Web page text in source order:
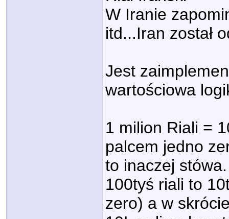
W Iranie
itd...Iran został
Jest
wartościowa
1 milion Riali =
palcem jedno
to inaczej stówa.
100tyś riali to
zero) a w